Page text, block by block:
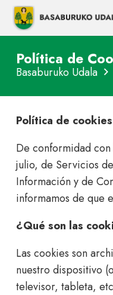
Política de
Basaburuko Udala
Política de cookies
De conformidad
julio, de Servicios
Información y de
informamos de que
¿Qué son las
Las cookies son
nuestro dispositivo
televisor, tableta,